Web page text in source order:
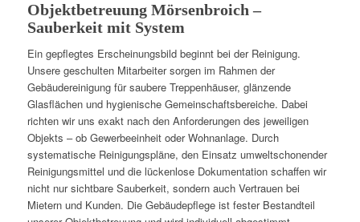
Objektbetreuung Mörsenbroich –
Sauberkeit mit System
Ein gepflegtes Erscheinungsbild beginnt bei der Reinigung.
Unsere geschulten Mitarbeiter sorgen im Rahmen der
Gebäudereinigung für saubere Treppenhäuser, glänzende
Glasflächen und hygienische Gemeinschaftsbereiche. Dabei
richten wir uns exakt nach den Anforderungen des jeweiligen
Objekts – ob Gewerbeeinheit oder Wohnanlage. Durch
systematische Reinigungspläne, den Einsatz umweltschonender
Reinigungsmittel und die lückenlose Dokumentation schaffen wir
nicht nur sichtbare Sauberkeit, sondern auch Vertrauen bei
Mietern und Kunden. Die Gebäudepflege ist fester Bestandteil